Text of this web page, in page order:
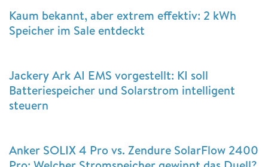
Kaum bekannt, aber extrem effektiv: 2 kWh
Speicher im Sale entdeckt
Jackery Ark AI EMS vorgestellt: KI soll
Batteriespeicher und Solarstrom intelligent
steuern
Anker SOLIX 4 Pro vs. Zendure SolarFlow 2400